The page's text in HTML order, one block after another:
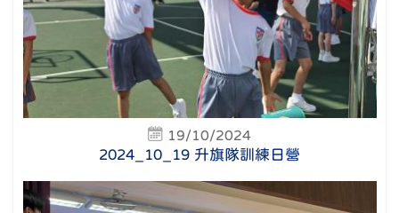
19/10/2024
2024_10_19 升旗隊訓練日營